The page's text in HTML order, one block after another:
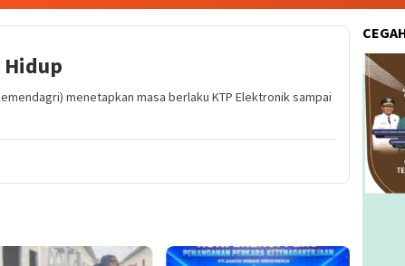
Hidup
menetapkan masa berlaku KTP Elektronik sampai